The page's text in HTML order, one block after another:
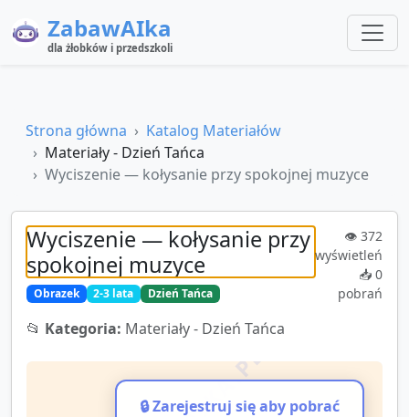
ZabawAIka
dla żłobków i przedszkoli
Strona główna
Katalog Materiałów
Materiały - Dzień Tańca
Wyciszenie — kołysanie przy spokojnej muzyce
Wyciszenie — kołysanie przy
spokojnej muzyce
Obrazek 2-3 lata Dzień Tańca
👁️ 372
wyświetleń
📥 0
pobrań
📂 Kategoria: Materiały - Dzień Tańca
🔒 Zarejestruj się aby pobrać